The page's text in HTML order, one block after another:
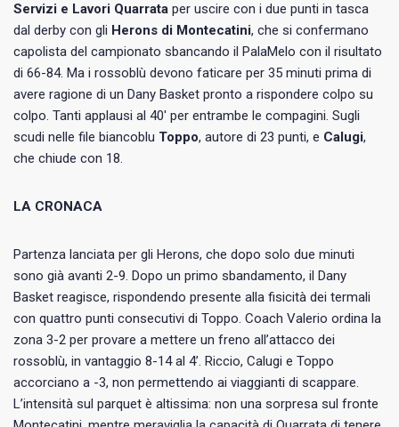
Servizi e Lavori Quarrata per uscire con i due punti in tasca
dal derby con gli Herons di Montecatini, che si confermano
capolista del campionato sbancando il PalaMelo con il risultato
di 66-84. Ma i rossoblù devono faticare per 35 minuti prima di
avere ragione di un Dany Basket pronto a rispondere colpo su
colpo. Tanti applausi al 40′ per entrambe le compagini. Sugli
scudi nelle file biancoblu Toppo, autore di 23 punti, e Calugi,
che chiude con 18.
LA CRONACA
Partenza lanciata per gli Herons, che dopo solo due minuti
sono già avanti 2-9. Dopo un primo sbandamento, il Dany
Basket reagisce, rispondendo presente alla fisicità dei termali
con quattro punti consecutivi di Toppo. Coach Valerio ordina la
zona 3-2 per provare a mettere un freno all’attacco dei
rossoblù, in vantaggio 8-14 al 4’. Riccio, Calugi e Toppo
accorciano a -3, non permettendo ai viaggianti di scappare.
L’intensità sul parquet è altissima: non una sorpresa sul fronte